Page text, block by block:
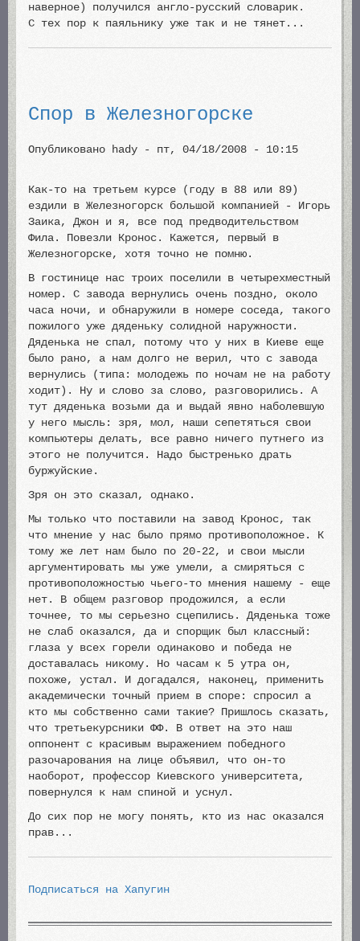
наверное) получился англо-русский словарик.
С тех пор к паяльнику уже так и не тянет...
Спор в Железногорске
Опубликовано hady - пт, 04/18/2008 - 10:15
Как-то на третьем курсе (году в 88 или 89)
ездили в Железногорск большой компанией - Игорь
Заика, Джон и я, все под предводительством
Фила. Повезли Кронос. Кажется, первый в
Железногорске, хотя точно не помню.
В гостинице нас троих поселили в четырехместный
номер. С завода вернулись очень поздно, около
часа ночи, и обнаружили в номере соседа, такого
пожилого уже дяденьку солидной наружности.
Дяденька не спал, потому что у них в Киеве еще
было рано, а нам долго не верил, что с завода
вернулись (типа: молодежь по ночам не на работу
ходит). Ну и слово за слово, разговорились. А
тут дяденька возьми да и выдай явно наболевшую
у него мысль: зря, мол, наши сепетяться свои
компьютеры делать, все равно ничего путнего из
этого не получится. Надо быстренько драть
буржуйские.
Зря он это сказал, однако.
Мы только что поставили на завод Кронос, так
что мнение у нас было прямо противоположное. К
тому же лет нам было по 20-22, и свои мысли
аргументировать мы уже умели, а смиряться с
противоположностью чьего-то мнения нашему - еще
нет. В общем разговор продожился, а если
точнее, то мы серьезно сцепились. Дяденька тоже
не слаб оказался, да и спорщик был классный:
глаза у всех горели одинаково и победа не
доставалась никому. Но часам к 5 утра он,
похоже, устал. И догадался, наконец, применить
академически точный прием в споре: спросил а
кто мы собственно сами такие? Пришлось сказать,
что третьекурсники ФФ. В ответ на это наш
оппонент с красивым выражением победного
разочарования на лице объявил, что он-то
наоборот, профессор Киевского университета,
повернулся к нам спиной и уснул.
До сих пор не могу понять, кто из нас оказался
прав...
Подписаться на Хапугин